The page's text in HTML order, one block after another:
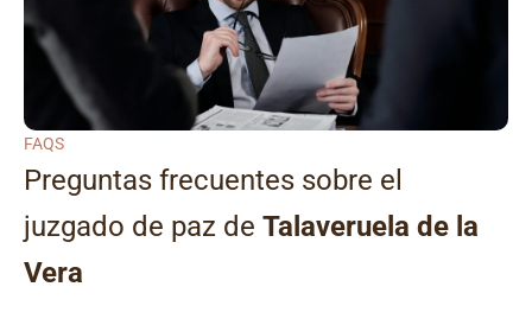
FAQS
Preguntas frecuentes sobre el
juzgado de paz de Talaveruela de la
Vera